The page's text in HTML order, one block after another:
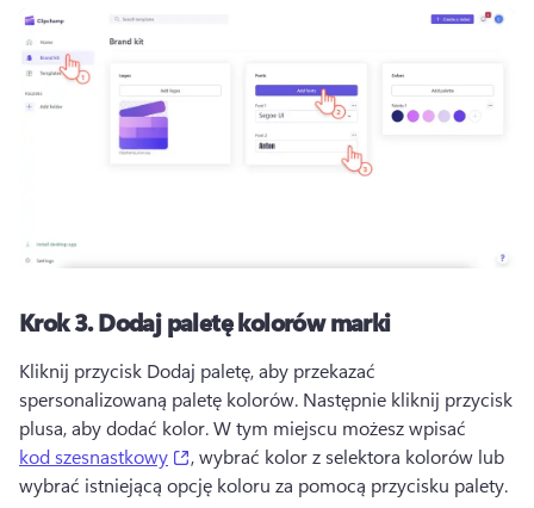
Krok 3.Dodaj paletę kolorów marki
Kliknij przycisk Dodaj paletę, aby przekazać
spersonalizowaną paletę kolorów. Następnie kliknij przycisk
plusa, aby dodać kolor. W tym miejscu możesz wpisać
kod szesnastkowy
(opens in a new tab)
, wybrać kolor z selektora kolorów lub
wybrać istniejącą opcję koloru za pomocą przycisku palety.